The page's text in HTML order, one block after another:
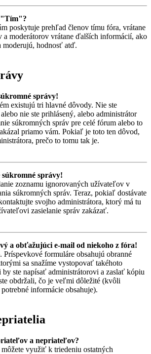
"Tím"?
poskytuje prehľad členov tímu fóra, vrátane
a moderátorov vrátane ďalších informácií, ako
moderujú, hodnosť atď.
správy!
existujú tri hlavné dôvody. Nie ste
nie ste prihlásený, alebo administrátor
súkromných správ pre celé fórum alebo to
priamo vám. Pokiaľ je toto ten dôvod,
prečo to tomu tak je.
súkromné správy!
zoznamu ignorovaných užívateľov v
súkromných správ. Teraz, pokiaľ dostávate
svojho administrátora, ktorý má tu
zasielanie správ zakázať.
a obťažujúci e-mail od niekoho z fóra!
Príspevkové formuláre obsahujú obranné
sa snažíme vystopovať takéhoto
ste napísať administrátorovi a zaslať kópiu
obdržali, čo je veľmi dôležité (kvôli
informácie obsahuje).
a nepriateľov?
využiť k triedeniu ostatných